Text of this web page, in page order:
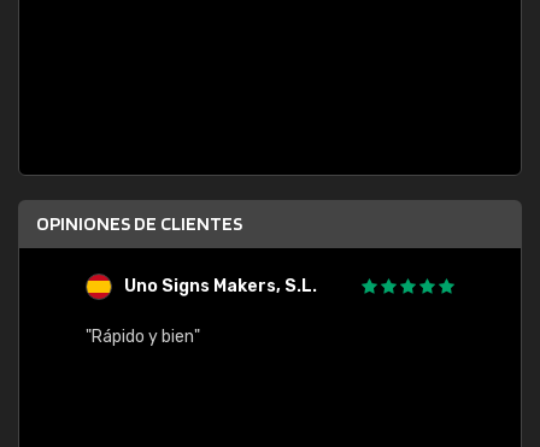
OPINIONES DE CLIENTES
Uno Signs Makers, S.L.
"Rápido y bien"